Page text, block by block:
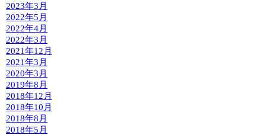
2023年3月
2022年5月
2022年4月
2022年3月
2021年12月
2021年3月
2020年3月
2019年8月
2018年12月
2018年10月
2018年8月
2018年5月